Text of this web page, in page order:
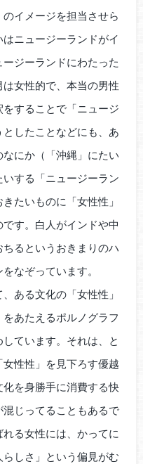
イメージを担当させら
ニュージーランドがイ
ジーランドにわたった
女性的で、本当の男性
することで「ニュージ
したことなどにも、あ
にか（「沖縄」にたい
する「ニュージーラン
たいものに「女性性」
す。白人がインドや中
るというおきまりのハ
なぞっています。
ある文化の「女性性」
あたえるポルノグラフ
ています。それは、と
性性」を見下ろす優越
を身勝手に消費する快
じってることもあるで
る女性には、かってに
らしさ」という偏見がむ